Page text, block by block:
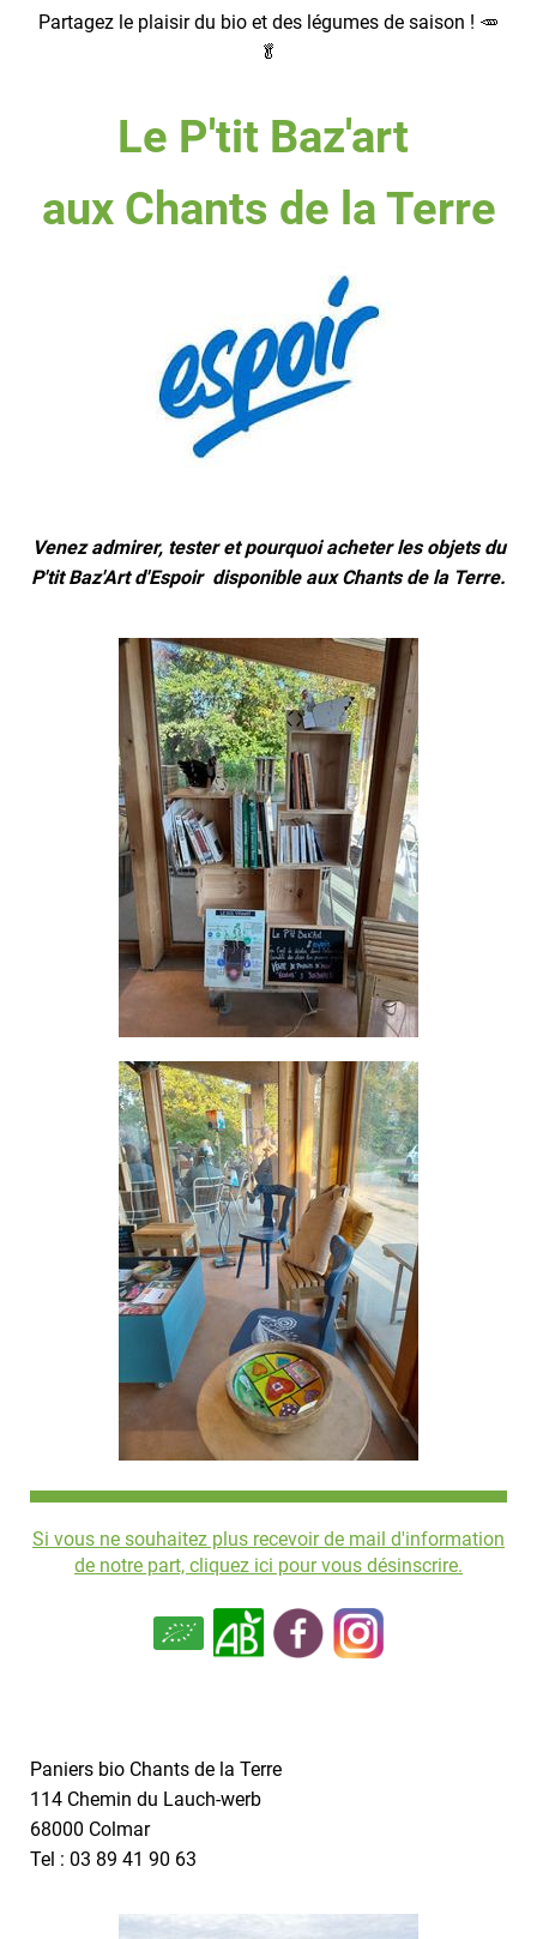
Partagez le plaisir du bio et des légumes de saison ! 🥕
🥬
Le P'tit Baz'art
aux Chants de la Terre
Venez admirer, tester et pourquoi acheter les objets du
P'tit Baz'Art d'Espoir disponible aux Chants de la Terre.
Si vous ne souhaitez plus recevoir de mail d'information
de notre part, cliquez ici pour vous désinscrire.
Paniers bio Chants de la Terre
114 Chemin du Lauch-werb
68000 Colmar
Tel : 03 89 41 90 63